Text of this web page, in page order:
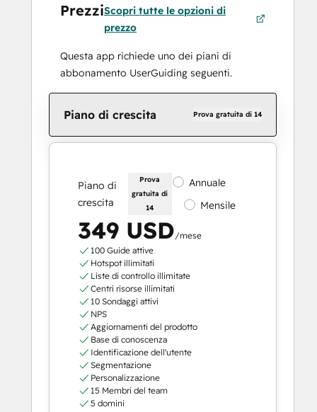
PrezziScopri tutte le opzioni di
prezzo
Questa app richiede uno dei piani di
abbonamento UserGuiding seguenti.
Piano di crescita Prova gratuita di 14
Piano di
crescita
Prova
gratuita di
14
Annuale
Mensile
349 USD/mese
100 Guide attive
Hotspot illimitati
Liste di controllo illimitate
Centri risorse illimitati
10 Sondaggi attivi
NPS
Aggiornamenti del prodotto
Base di conoscenza
Identificazione dell'utente
Segmentazione
Personalizzazione
15 Membri del team
5 domini